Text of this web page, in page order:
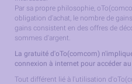
Par sa propre philosophie,
obligation d'achat, le nombre de
gains consistent en des offres de
sommes d'argent.
La gratuité d'oTo(comcom)
connexion à internet pour accéder
Tout différent lié à l'utilisation